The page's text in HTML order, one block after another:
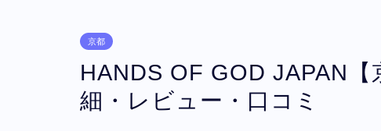
京都
HANDS OF GOD JAPAN
細・レビュー・口コミ